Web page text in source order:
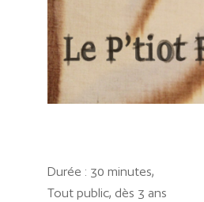
Durée : 30 minutes,
Tout public, dès 3 ans